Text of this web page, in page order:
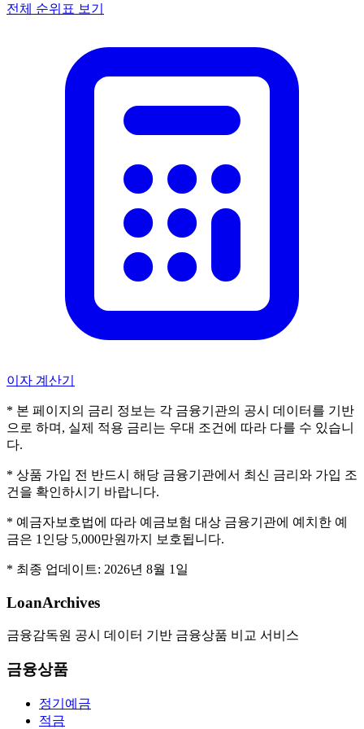
전체 순위표 보기
이자 계산기
* 본 페이지의 금리 정보는 각 금융기관의 공시 데이터를 기반
으로 하며, 실제 적용 금리는 우대 조건에 따라 다를 수 있습니
다.
* 상품 가입 전 반드시 해당 금융기관에서 최신 금리와 가입 조
건을 확인하시기 바랍니다.
* 예금자보호법에 따라 예금보험 대상 금융기관에 예치한 예
금은 1인당 5,000만원까지 보호됩니다.
* 최종 업데이트: 2026년 8월 1일
LoanArchives
금융감독원 공시 데이터 기반 금융상품 비교 서비스
금융상품
정기예금
적금